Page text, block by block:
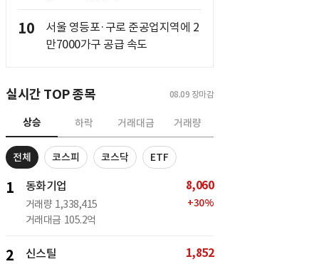
10
서울 영등포·구로 준공업지역에 2
만7000가구 공급 속도
실시간 TOP 종목 08.09 장마감
상승 하락 거래대금 거래량
전체 코스피 코스닥 ETF
1 동화기업
거래량 1,338,415
거래대금 105.2억
8,060
+30%
2 신스틸 1,852